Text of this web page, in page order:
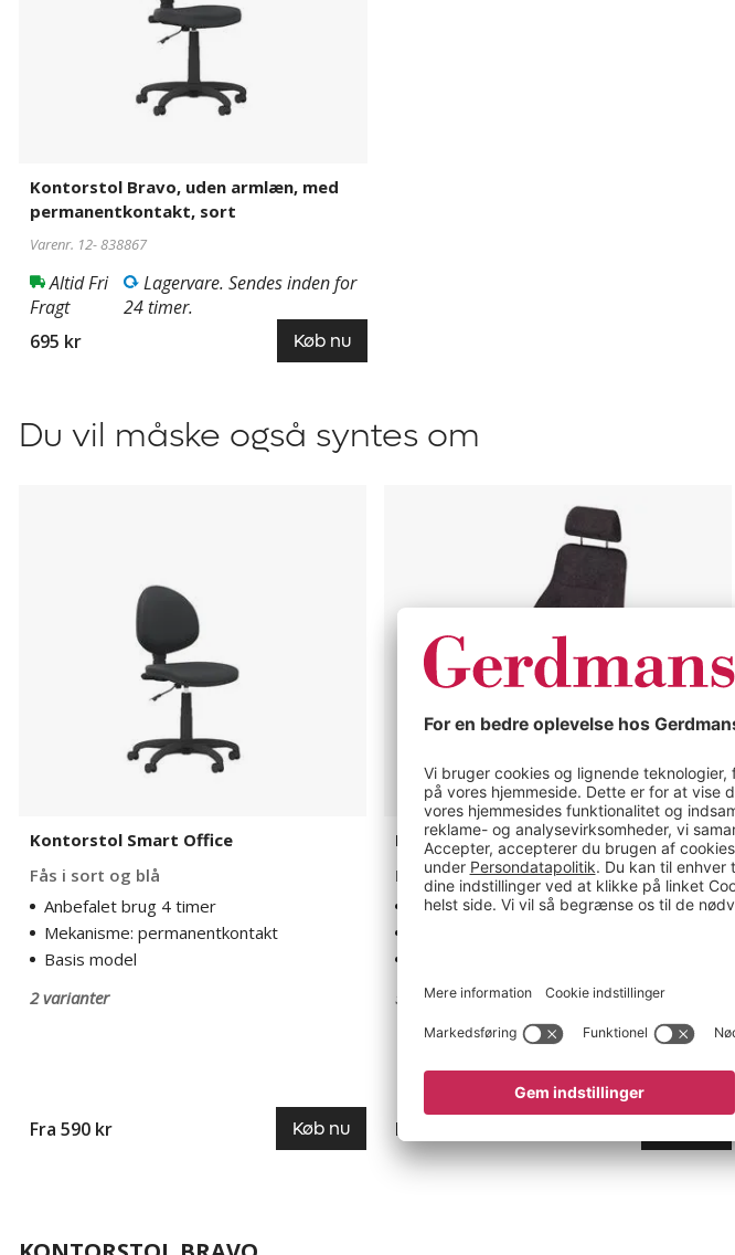
Kontorstol Bravo, uden armlæn, med
permanentkontakt, sort
Varenr. 12-838867
Altid Fri
Fragt
Lagervare. Sendes inden for
24 timer.
695 kr
Køb nu
Du vil måske også syntes om
Kontorstol Smart Office
Fås i sort og blå
Anbefalet brug 4 timer
Mekanisme: permanentkontakt
Basis model
2 varianter
Fra 590 kr Køb nu
Kontorstol Sverigestolen 9080 24H
Med armlæn og nakkestøtte
Anbefalet brug 24 timer
5 varianter
Fra 9.995 kr